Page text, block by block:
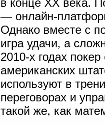
в конце XX века.
— онлайн-
Однако вместе с
игра удачи, а
2010-х годах
американских
используют в
переговорах и
такой же, как